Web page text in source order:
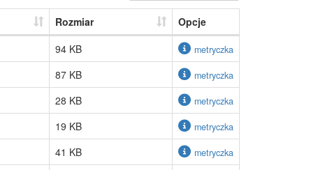
Rozmiar
Opcje
94 KB metryczka
87 KB metryczka
28 KB metryczka
19 KB metryczka
41 KB metryczka